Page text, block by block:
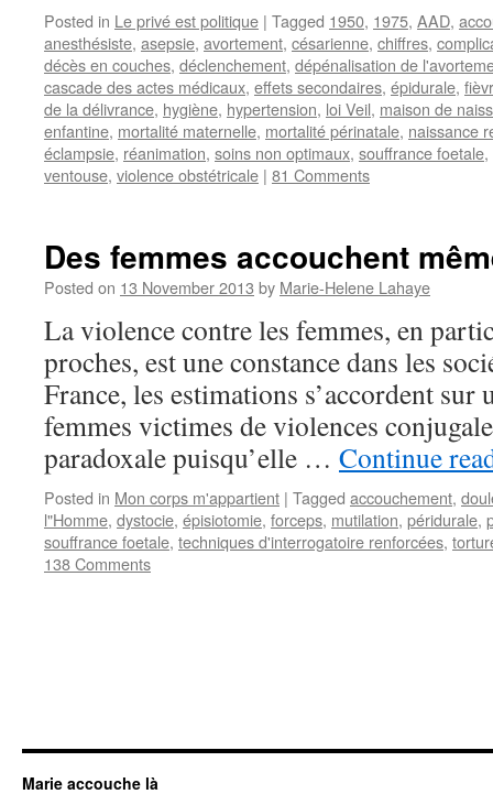
Posted in Le privé est politique | Tagged 1950, 1975, AAD,
anesthésiste, asepsie, avortement, césarienne, chiffres,
décès en couches, déclenchement, dépénalisation de
cascade des actes médicaux, effets secondaires, épidurale,
de la délivrance, hygiène, hypertension, loi Veil, maison de
enfantine, mortalité maternelle, mortalité périnatale, naissance
éclampsie, réanimation, soins non optimaux, souffrance foetale,
ventouse, violence obstétricale | 81 Comments
Des femmes accouchent
Posted on 13 November 2013 by Marie-Helene Lahaye
La violence contre les femmes, en
proches, est une constance dans les
France, les estimations s’accordent sur
femmes victimes de violences
paradoxale puisqu’elle … Continue
Posted in Mon corps m'appartient | Tagged accouchement,
l"Homme, dystocie, épisiotomie, forceps, mutilation, péridurale,
souffrance foetale, techniques d'interrogatoire renforcées,
138 Comments
Marie accouche là